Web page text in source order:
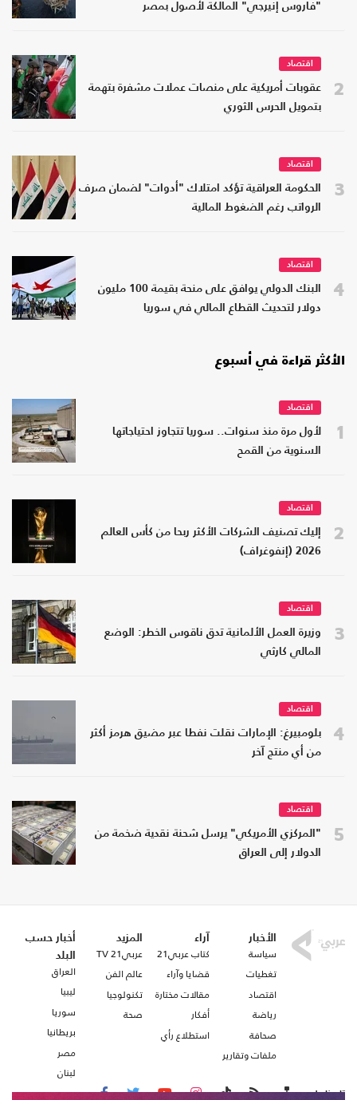
"فاروس إنيرجي" المالكة لأصول بمصر
2
اقتصاد
عقوبات أمريكية على منصات عملات مشفرة بتهمة
بتمويل الحرس الثوري
3
اقتصاد
الحكومة العراقية تؤكد امتلاك "أدوات" لضمان صرف
الرواتب رغم الضغوط المالية
4
اقتصاد
البنك الدولي يوافق على منحة بقيمة 100 مليون
دولار لتحديث القطاع المالي في سوريا
الأكثر قراءة في أسبوع
1
اقتصاد
لأول مرة منذ سنوات.. سوريا تتجاوز احتياجاتها
السنوية من القمح
2
اقتصاد
إليك تصنيف الشركات الأكثر ربحا من كأس العالم
2026 (إنفوغراف)
3
اقتصاد
وزيرة العمل الألمانية تدق ناقوس الخطر: الوضع
المالي كارثي
4
اقتصاد
بلومبيرغ: الإمارات نقلت نفطا عبر مضيق هرمز أكثر
من أي منتج آخر
5
اقتصاد
"المركزي الأمريكي" يرسل شحنة نقدية ضخمة من
الدولار إلى العراق
الأخبار
سياسة
تغطيات
اقتصاد
رياضة
صحافة
ملفات وتقارير
آراء
كتاب عربي21
قضايا وآراء
مقالات مختارة
أفكار
استطلاع رأي
المزيد
عربي21 TV
عالم الفن
تكنولوجيا
صحة
أخبار حسب
البلد
العراق
ليبيا
سوريا
بريطانيا
مصر
لبنان
تابعنا على